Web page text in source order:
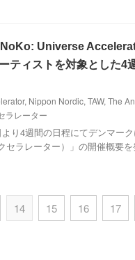
Universe
ティストを対象とした4
, Nippon Nordic, TAW, The
ラレーター
り4週間の日程にてデンマー
セラレーター）」の開催概要
14 15 16 17